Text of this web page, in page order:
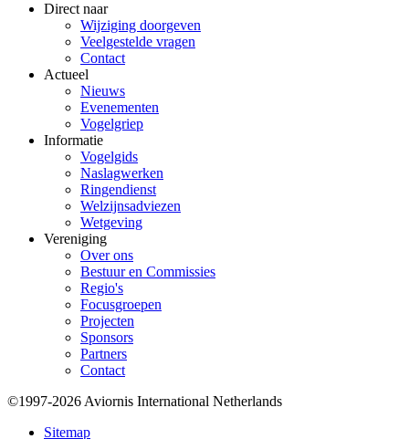
Direct naar
Wijziging doorgeven
Veelgestelde vragen
Contact
Actueel
Nieuws
Evenementen
Vogelgriep
Informatie
Vogelgids
Naslagwerken
Ringendienst
Welzijnsadviezen
Wetgeving
Vereniging
Over ons
Bestuur en Commissies
Regio's
Focusgroepen
Projecten
Sponsors
Partners
Contact
Bottom
©1997-2026 Aviornis International Netherlands
Sitemap